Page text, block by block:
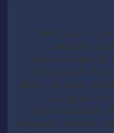
المدير العام
بالتوقيف
حق مفتش شرطة
السير بولاية
عرضه على أنظار
المسؤوليات
التأديبية اللازمة
المهنية المنسوبة